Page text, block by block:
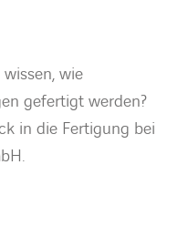
wie
gefertigt werden?
in die Fertigung bei